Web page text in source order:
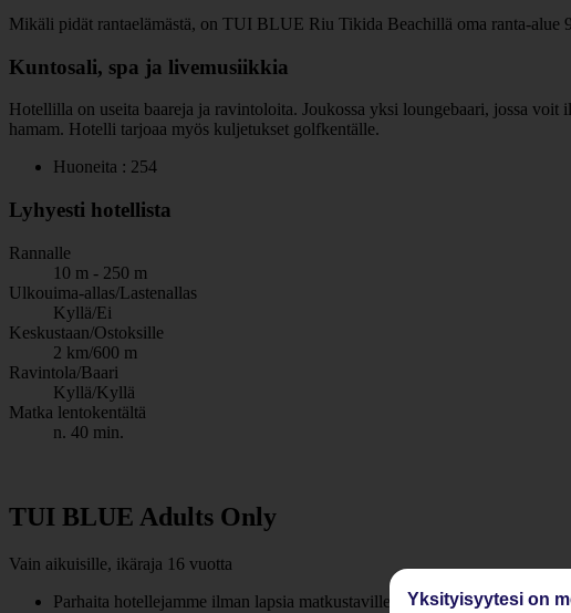
Mikäli pidät rantaelämästä, on TUI BLUE Riu Tikida Beachillä oma ranta-
Kuntosali, spa ja livemusiikkia
Hotellilla on useita baareja ja ravintoloita. Joukossa yksi loungebaari, jossa
hamam. Hotelli tarjoaa myös kuljetukset golfkentälle.
Huoneita : 254
Lyhyesti hotellista
Rannalle
10 m - 250 m
Ulkouima-allas/Lastenallas
Kyllä/Ei
Keskustaan/Ostoksille
2 km/600 m
Ravintola/Baari
Kyllä/Kyllä
Matka lentokentältä
n. 40 min.
TUI BLUE Adults Only
Vain aikuisille, ikäraja 16 vuotta
Parhaita hotellejamme ilman lapsia matkustaville aikuisille. Aina hyvä
Yksityisyytesi on